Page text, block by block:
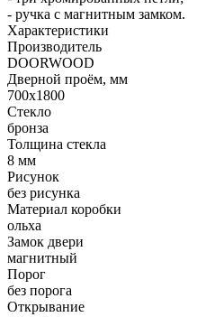
- ручка с магнитным замком.
Характеристики
Производитель
DOORWOOD
Дверной проём, мм
700x1800
Стекло
бронза
Толщина стекла
8 мм
Рисунок
без рисунка
Материал коробки
ольха
Замок двери
магнитный
Порог
без порога
Открывание